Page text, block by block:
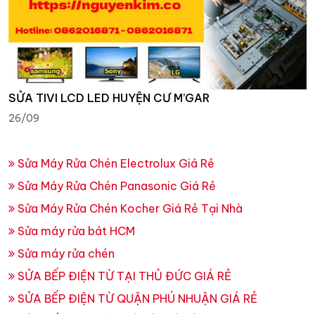
SỬA TIVI LCD LED HUYỆN CƯ M’GAR
26/09
Sửa Máy Rửa Chén Electrolux Giá Rẻ
Sửa Máy Rửa Chén Panasonic Giá Rẻ
Sửa Máy Rửa Chén Kocher Giá Rẻ Tại Nhà
Sửa máy rửa bát HCM
Sửa máy rửa chén
SỬA BẾP ĐIỆN TỪ TẠI THỦ ĐỨC GIÁ RẺ
SỬA BẾP ĐIỆN TỪ QUẬN PHÚ NHUẬN GIÁ RẺ